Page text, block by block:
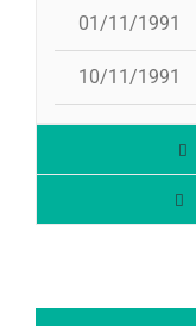
01/11/1991
10/11/1991